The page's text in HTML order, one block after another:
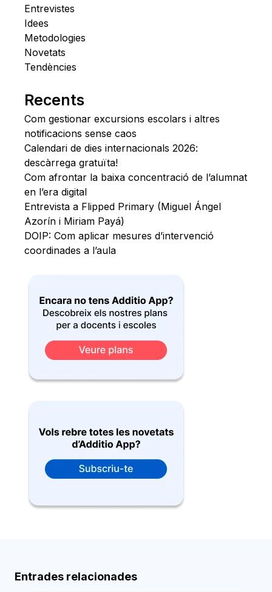
Entrevistes
Idees
Metodologies
Novetats
Tendències
Recents
Com gestionar excursions escolars i altres
notificacions sense caos
Calendari de dies internacionals 2026:
descàrrega gratuïta!
Com afrontar la baixa concentració de l’alumnat
en l’era digital
Entrevista a Flipped Primary (Miguel Ángel
Azorín i Miriam Payá)
DOIP: Com aplicar mesures d’intervenció
coordinades a l’aula
Entrades relacionades